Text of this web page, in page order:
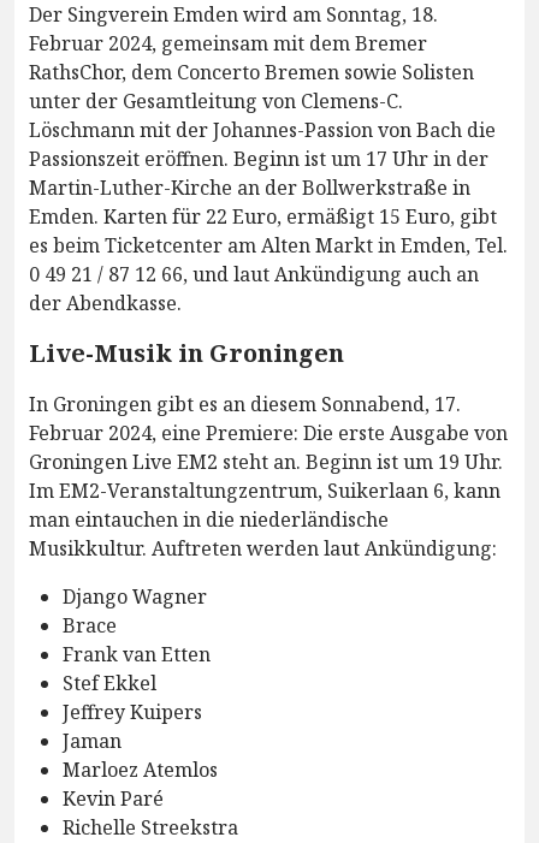
Der Singverein Emden wird am Sonntag, 18.
Februar 2024, gemeinsam mit dem Bremer
RathsChor, dem Concerto Bremen sowie Solisten
unter der Gesamtleitung von Clemens-C.
Löschmann mit der Johannes-Passion von Bach die
Passionszeit eröffnen. Beginn ist um 17 Uhr in der
Martin-Luther-Kirche an der Bollwerkstraße in
Emden. Karten für 22 Euro, ermäßigt 15 Euro, gibt
es beim Ticketcenter am Alten Markt in Emden, Tel.
0 49 21 / 87 12 66, und laut Ankündigung auch an
der Abendkasse.
Live-Musik in Groningen
In Groningen gibt es an diesem Sonnabend, 17.
Februar 2024, eine Premiere: Die erste Ausgabe von
Groningen Live EM2 steht an. Beginn ist um 19 Uhr.
Im EM2-Veranstaltungzentrum, Suikerlaan 6, kann
man eintauchen in die niederländische
Musikkultur. Auftreten werden laut Ankündigung:
Django Wagner
Brace
Frank van Etten
Stef Ekkel
Jeffrey Kuipers
Jaman
Marloez Atemlos
Kevin Paré
Richelle Streekstra